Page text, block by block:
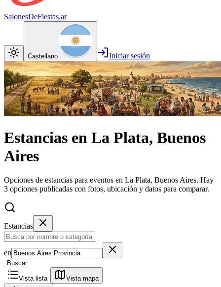
SalonesDeFiestas.ar
Castellano Iniciar sesión
Estancias en La Plata, Buenos
Aires
Opciones de estancias para eventos en La Plata, Buenos Aires. Hay
3 opciones publicadas con fotos, ubicación y datos para comparar.
Estancias
en
Buscar
Vista lista Vista mapa